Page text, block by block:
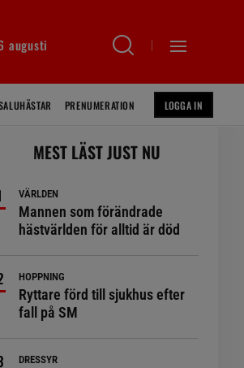
augusti
PRENUMERATION LOGGA IN
MEST LÄST JUST NU
VÄRLDEN
Mannen som förändrade
hästvärlden för alltid är död
HOPPNING
Ryttare förd till sjukhus efter
fall på SM
DRESSYR